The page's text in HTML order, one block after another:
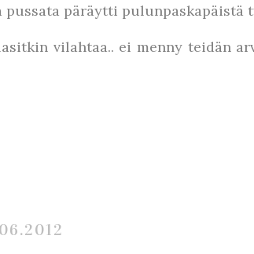
päräytti pulunpaskapäistä
vilahtaa.. ei menny teidän